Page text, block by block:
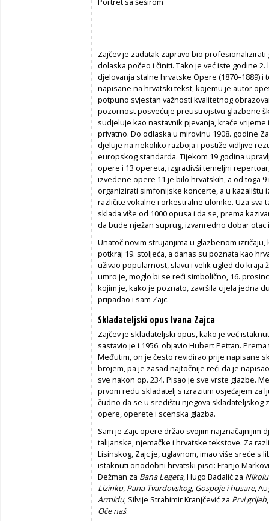
Zajčev je zadatak zapravo bio
dolaska počeo i činiti. Tako je već iste godine
djelovanja stalne hrvatske Opere (1870–1889) i
napisane na hrvatski tekst, kojemu je autor
potpuno svjestan važnosti kvalitetnog
pozornost posvećuje preustrojstvu glazbene
sudjeluje kao nastavnik pjevanja, kraće
privatno. Do odlaska u mirovinu 1908. godine
djeluje na nekoliko razboja i postiže vidljive
europskog standarda. Tijekom 19 godina
opere i 13 opereta, izgradivši temeljni
izvedene opere 11 je bilo hrvatskih, a od toga
organizirati simfonijske koncerte, a u kazalištu
različite vokalne i orkestralne ulomke. Uza sva
sklada više od 1000 opusa i da se, prema
da bude nježan suprug, izvanredno dobar otac
Unatoč novim strujanjima u glazbenom
potkraj 19. stoljeća, a danas su poznata kao
uživao popularnost, slavu i velik ugled do kraja
umro je, moglo bi se reći simbolično, 16.
kojim je, kako je poznato, završila cijela jedna
pripadao i sam Zajc.
Skladateljski opus Ivana Zajca
Zajčev je skladateljski opus, kako je već
sastavio je i 1956. objavio Hubert Pettan.
Međutim, on je često revidirao prije napisane
brojem, pa je zasad najtočnije reći da je
sve nakon op. 234. Pisao je sve vrste glazbe.
prvom redu skladatelj s izrazitim osjećajem za
čudno da se u središtu njegova skladateljskog
opere, operete i scenska glazba.
Sam je Zajc opere držao svojim najznačajnijim
talijanske, njemačke i hrvatske tekstove. Za
Lisinskog, Zajc je, uglavnom, imao više sreće s
istaknuti onodobni hrvatski pisci: Franjo
Dežman za Bana Legeta, Hugo Badalić za
Lizinku, Pana Tvardovskog, Gospoje i husare,
Armidu, Silvije Strahimir Kranjčević za Prvi grijeh
Oče naš.